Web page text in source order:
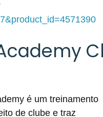
é um treinamento
de clube e traz